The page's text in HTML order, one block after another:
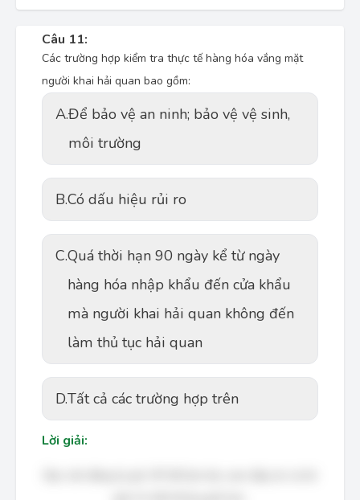
Câu 11:
Các trường hợp kiểm tra thực tế hàng hóa vắng mặt
người khai hải quan bao gồm:
A.Để bảo vệ an ninh; bảo vệ vệ sinh,
môi trường
B.Có dấu hiệu rủi ro
C.Quá thời hạn 90 ngày kể từ ngày
hàng hóa nhập khẩu đến cửa khẩu
mà người khai hải quan không đến
làm thủ tục hải quan
D.Tất cả các trường hợp trên
Lời giải: